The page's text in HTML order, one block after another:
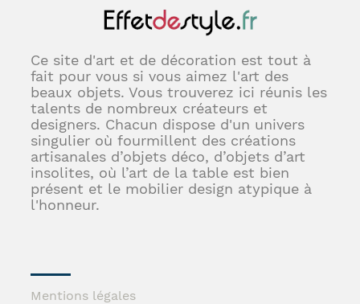
Ce site d'art et de décoration est tout à
fait pour vous si vous aimez l'art des
beaux objets. Vous trouverez ici réunis les
talents de nombreux créateurs et
designers. Chacun dispose d'un univers
singulier où fourmillent des créations
artisanales d’objets déco, d’objets d’art
insolites, où l’art de la table est bien
présent et le mobilier design atypique à
l'honneur.
Mentions légales